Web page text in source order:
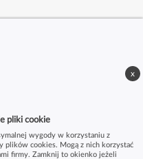
pliki cookie
wygody w korzystaniu z
plików cookies. Mogą z nich korzystać
firmy. Zamknij to okienko jeżeli
x